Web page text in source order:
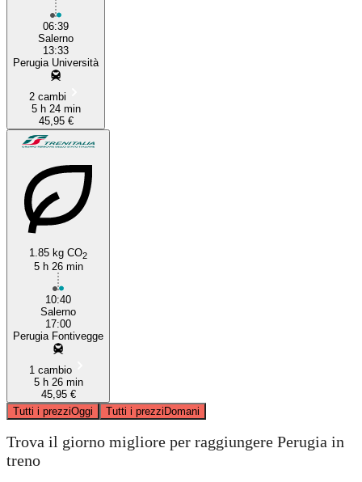
06:39
Salerno
13:33
Perugia Università
2 cambi
5 h 24 min
45,95 €
1.85 kg CO2
5 h 26 min
10:40
Salerno
17:00
Perugia Fontivegge
1 cambio
5 h 26 min
45,95 €
Tutti i prezziOggi Tutti i prezziDomani
Trova il giorno migliore per raggiungere Perugia in
treno